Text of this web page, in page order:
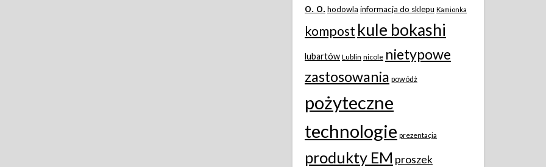
o. o.hodowla informacja do sklepu Kamionka
kompost kule bokashi
lubartów Lublin nicole nietypowe
zastosowania powódż
pożyteczne
technologie prezentacja
produkty EM proszek